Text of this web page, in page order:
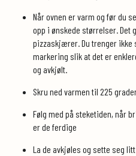
Når ovnen er varm og før du
opp i ønskede størrelser. Det
pizzaskjærer. Du trenger ikke
markering slik at det er
og avkjølt.
Skru ned varmen til 225
Følg med på steketiden, når
er de ferdige
La de avkjøles og sette seg